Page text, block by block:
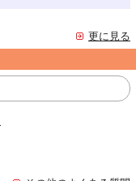
更に見る